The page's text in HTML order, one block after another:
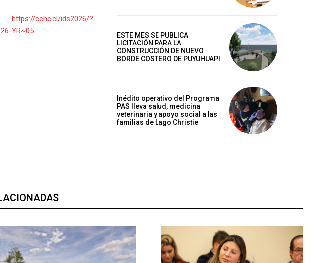
https://cchc.cl/ids2026/?
YR~05-
ESTE MES SE PUBLICA
LICITACIÓN PARA LA
CONSTRUCCIÓN DE NUEVO
BORDE COSTERO DE PUYUHUAPI
Inédito operativo del Programa
PAS lleva salud, medicina
veterinaria y apoyo social a las
familias de Lago Christie